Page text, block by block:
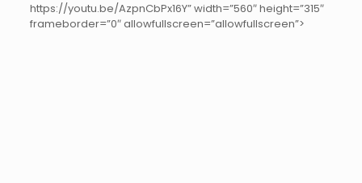
https://youtu.be/AzpnCbPx16Y” width=”560″ height=”315″
frameborder=”0″ allowfullscreen=”allowfullscreen”>